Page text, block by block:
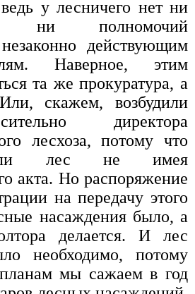
у лесничего нет ни
ни полномочий
действующим
Наверное, этим
та же прокуратура, а
скажем, возбудили
директора
лесхоза, потому что
лес не имея
акта. Но распоряжение
на передачу этого
насаждения было, а
делается. И лес
необходимо, потому
мы сажаем в год